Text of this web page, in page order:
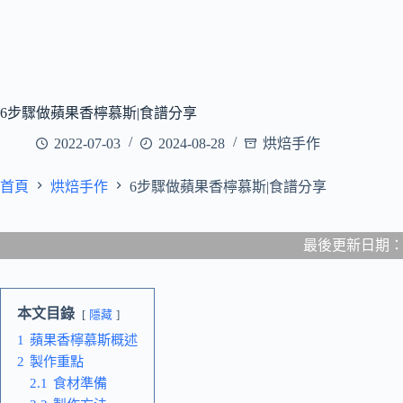
6步驟做蘋果香檸慕斯|食譜分享
2022-07-03
2024-08-28 烘焙手作
首頁 烘焙手作 6步驟做蘋果香檸慕斯|食譜分享
最後更新日期
本文目錄 隱藏
1 蘋果香檸慕斯概述
2 製作重點
2.1 食材準備